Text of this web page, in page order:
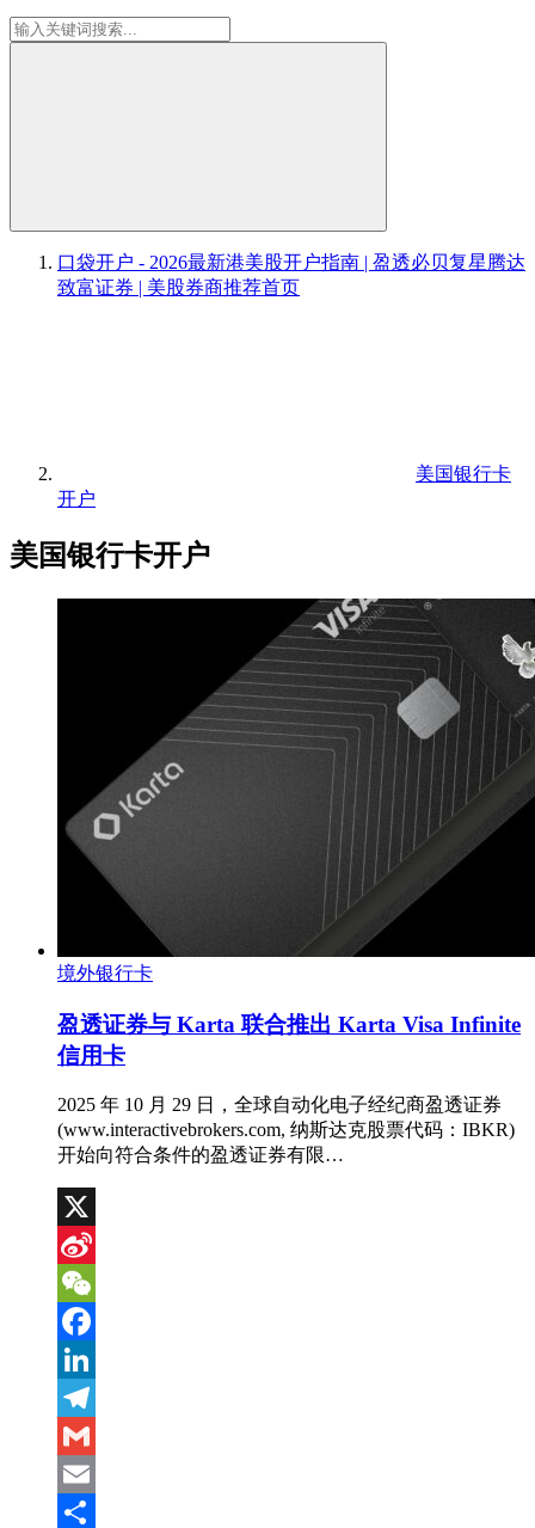
口袋开户 - 2026最新港美股开户指南 | 盈透必贝复星腾达
致富证券 | 美股券商推荐首页
美国银行卡
开户
美国银行卡开户
境外银行卡
盈透证券与 Karta 联合推出 Karta Visa Infinite
信用卡
2025 年 10 月 29 日，全球自动化电子经纪商盈透证券
(www.interactivebrokers.com, 纳斯达克股票代码：IBKR)
开始向符合条件的盈透证券有限…
X
Sina
Weibo
WeChat
Facebook
LinkedIn
Telegram
Gmail
Email